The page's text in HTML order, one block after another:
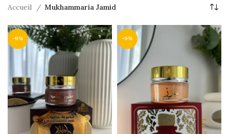
Accueil Mukhammaria Jamid
-9% -9%